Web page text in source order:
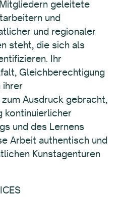
geleitete
und
und regionaler
steht, die sich als
Ihr
Gleichberechtigung
ihrer
Ausdruck gebracht,
kontinuierlicher
und des Lernens
Arbeit authentisch und
Kunstagenturen
SERVICES